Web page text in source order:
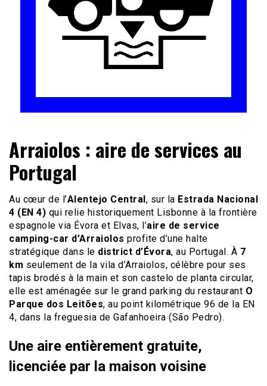
Camping-car Travel
Arraiolos : aire de services au
Portugal
Au cœur de l’Alentejo Central, sur la Estrada Nacional
4 (EN 4) qui relie historiquement Lisbonne à la frontière
espagnole via Évora et Elvas, l’aire de service
camping-car d’Arraiolos profite d’une halte
stratégique dans le district d’Évora, au Portugal. À 7
km seulement de la vila d’Arraiolos, célèbre pour ses
tapis brodés à la main et son castelo de planta circular,
elle est aménagée sur le grand parking du restaurant O
Parque dos Leitões, au point kilométrique 96 de la EN
4, dans la freguesia de Gafanhoeira (São Pedro).
Une aire entièrement gratuite,
licenciée par la maison voisine